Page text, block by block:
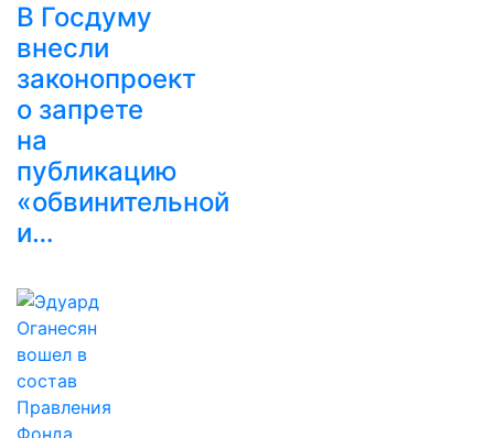
В Госдуму
внесли
законопроект
о запрете
на
публикацию
«обвинительной
и…